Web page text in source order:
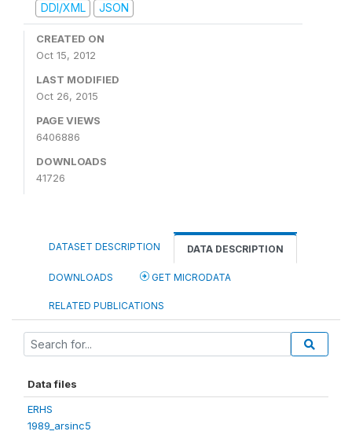
DDI/XML
JSON
CREATED ON
Oct 15, 2012
LAST MODIFIED
Oct 26, 2015
PAGE VIEWS
6406886
DOWNLOADS
41726
DATASET DESCRIPTION DATA DESCRIPTION
DOWNLOADS GET MICRODATA
RELATED PUBLICATIONS
Data files
ERHS
1989_arsinc5